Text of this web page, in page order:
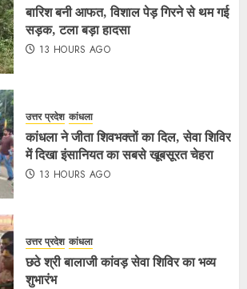
बारिश बनी आफत, विशाल पेड़ गिरने से थम गई
सड़क, टला बड़ा हादसा
13 HOURS AGO
उत्तर प्रदेश कांधला
कांधला ने जीता शिवभक्तों का दिल, सेवा शिविर
में दिखा इंसानियत का सबसे खूबसूरत चेहरा
13 HOURS AGO
उत्तर प्रदेश कांधला
छठे श्री बालाजी कांवड़ सेवा शिविर का भव्य
शुभारंभ